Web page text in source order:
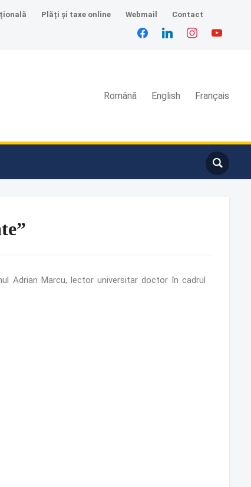
Plăți și taxe online Webmail Contact
Română English Français
Adrian Marcu, lector universitar doctor în cadrul